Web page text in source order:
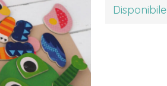
Disponibile